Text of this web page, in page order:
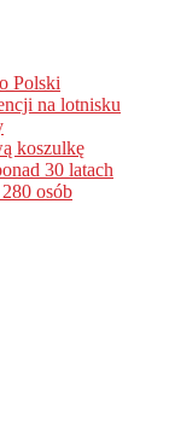
Polski
na lotnisku
koszulkę
30 latach
osób